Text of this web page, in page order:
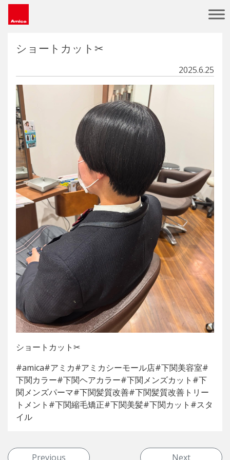
Main Navigation
ショートカット✂︎
2025.6.25
ショートカット✂︎
#amica#アミカ#アミカシーモール店#下関美容室#
下関カラー#下関ヘアカラー#下関メンズカット#下
関メンズパーマ#下関髪質改善#下関髪質改善トリー
トメント#下関縮毛矯正#下関美髪#下関カット#スタ
イル
Previous Next